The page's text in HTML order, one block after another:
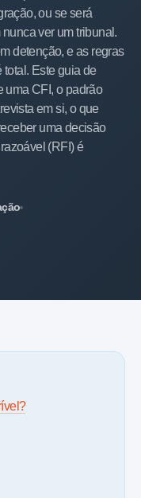
ou se será
ver um tribunal.
detenção, e as regras
total. Este guia de
uma CFI, o padrão
em si, o que
uma decisão
(RFI) é